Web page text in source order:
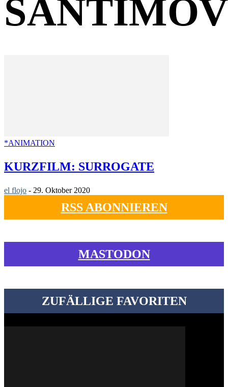
SANTIMOV
*ANIMATION
KURZFILM: SURROGATE
el flojo - 29. Oktober 2020
RSS ABONNIEREN
MASTODON
ZUFÄLLIGE FAVORITEN